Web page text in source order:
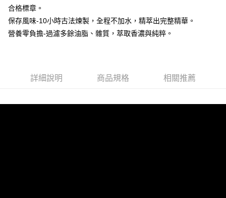
【注意事項】
１．透過由恩沛科技股份有限公司提供之「AFTEE先享後付」服務完成之交
易，需依本服務之必要範圍內提供個人資料，並將交易相關給付款項請求債
權轉讓予恩沛科技股份有限公司。
合格標章。
保存風味-10小時古法煉製，全程不加水，精萃出完整精華。
營養零負擔-過濾多餘油脂、雜質，萃取香濃與純粹。
詳細說明 商品規格 相關推薦